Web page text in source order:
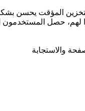
والاستجابة